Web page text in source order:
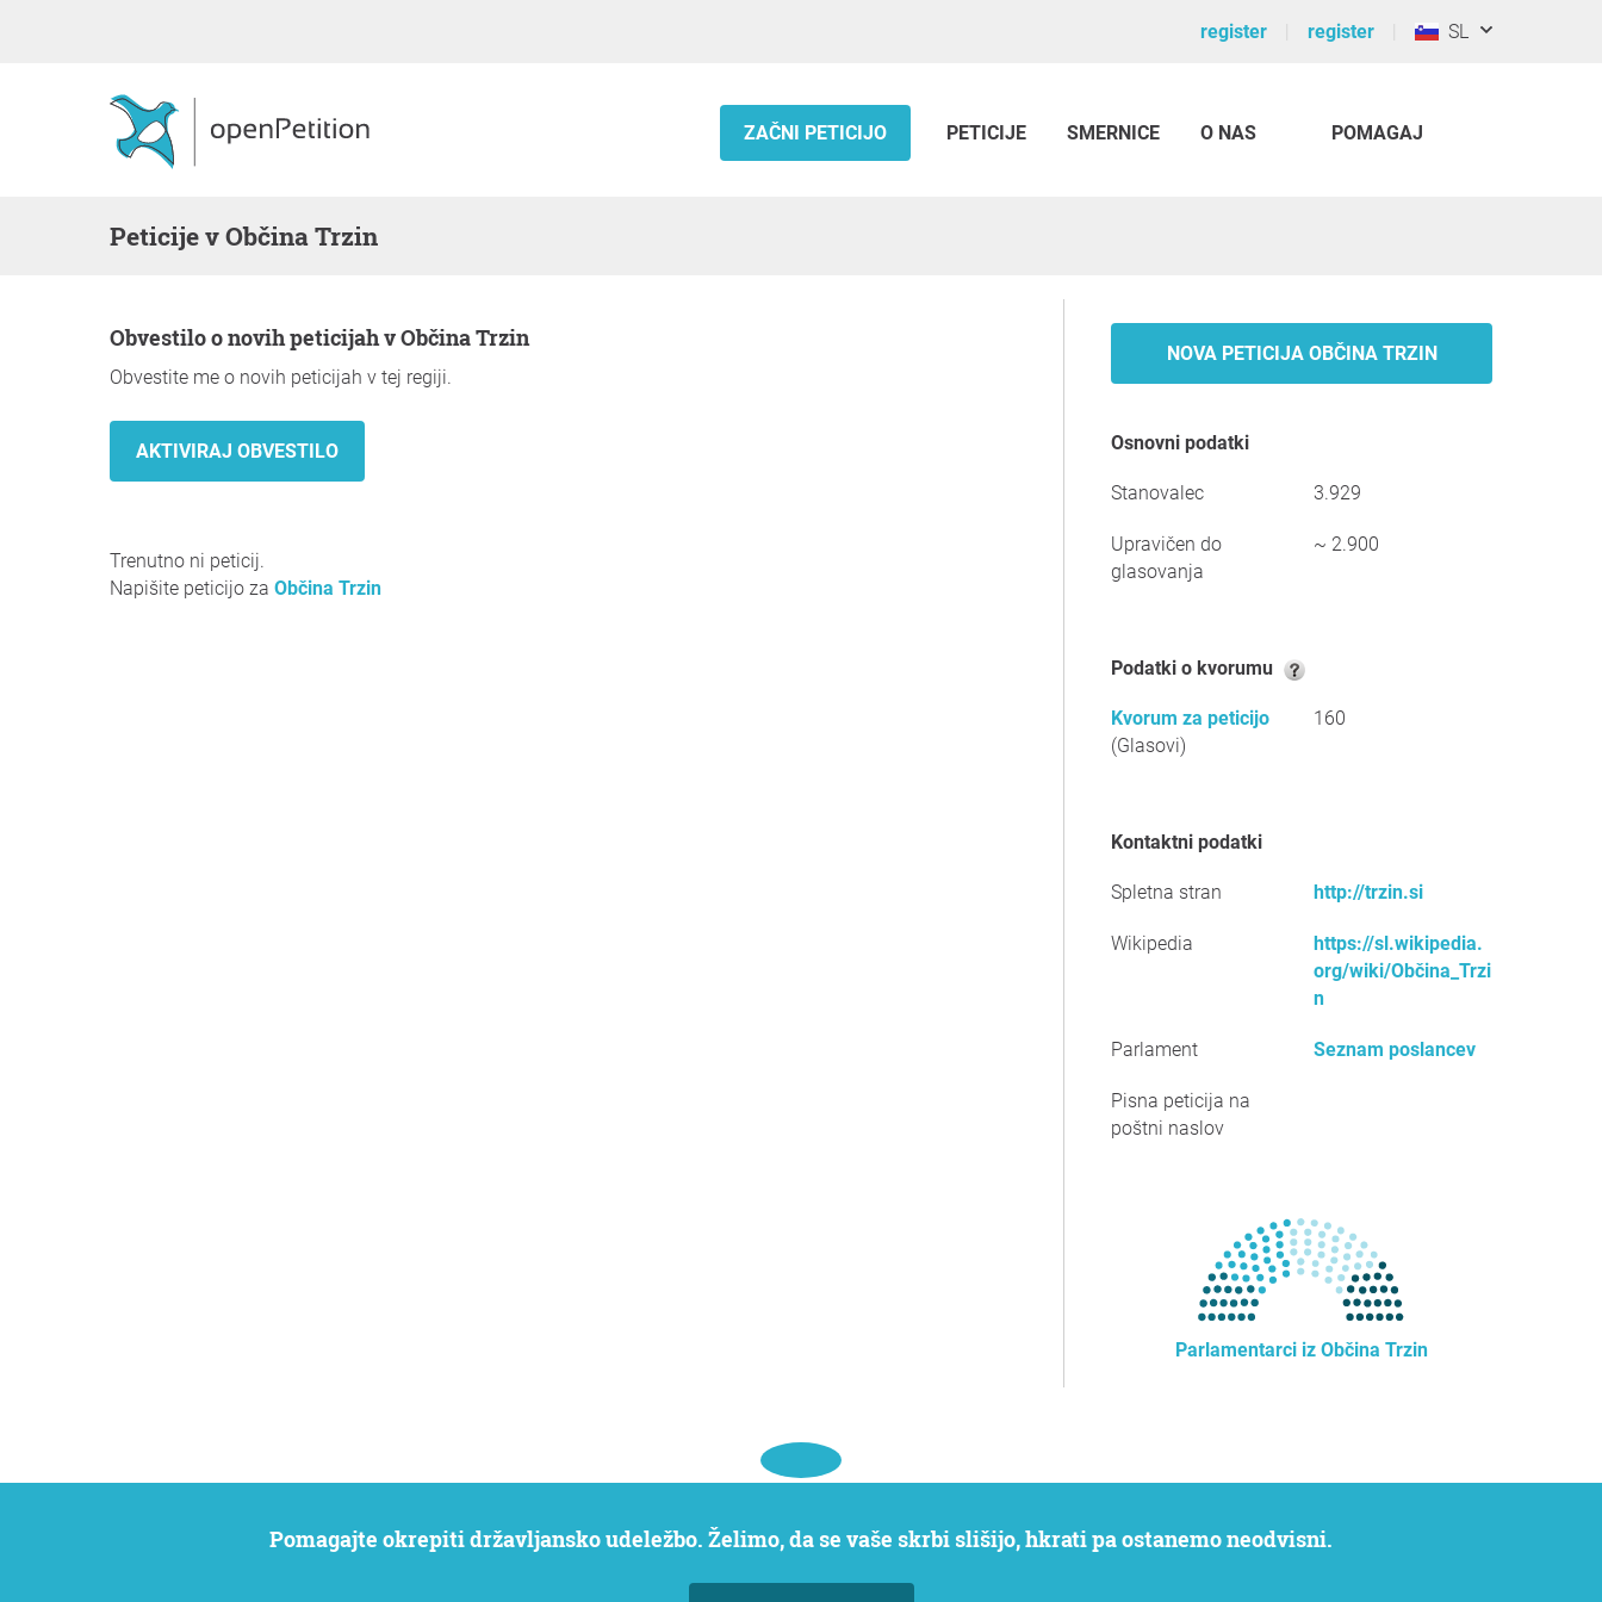
register register SL
ZAČNI PETICIJO PETICIJE SMERNICE O NAS POMAGAJ
Peticije v Občina Trzin
Obvestilo o novih peticijah v Občina Trzin
Obvestite me o novih peticijah v tej regiji.
Trenutno ni peticij.
Napišite peticijo za Občina Trzin
NOVA PETICIJA OBČINA TRZIN
Osnovni podatki
Stanovalec 3.929
Upravičen do
glasovanja
~ 2.900
Podatki o kvorumu
Kvorum za peticijo
(Glasovi)
160
Kontaktni podatki
Spletna stran http://trzin.si
Wikipedia
https://sl.wikipedia.
org/wiki/Občina_Trzi
n
Parlament Seznam poslancev
Pisna peticija na
poštni naslov
Parlamentarci iz Občina Trzin
Pomagajte okrepiti državljansko udeležbo. Želimo, da se vaše skrbi slišijo, hkrati pa ostanemo neodvisni.